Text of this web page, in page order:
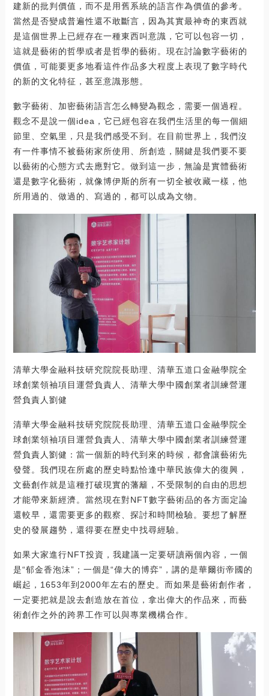
建新的批判價值，而不是用舊系統的語言作為價值的參考。
當然是否變成普遍性還不敢斷言，因為其實最神奇的東西就
是這個世界上已經存在一種東西叫意識，它可以包容一切，
這就是藝術的哲學或者是哲學的藝術。現在討論數字藝術的
價值，可能要更多地看這件作品多大程度上表現了數字時代
的新的文化特征，甚至意識形態。
數字藝術、加密藝術語言怎么轉變為觀念，需要一個過程。
觀念不是說一個idea，它已經包容在我們生活里的每一個細
節里、空氣里，只是我們感受不到。在目前世界上，我們沒
有一件事情不被藝術家所使用、所創造，關鍵是我們要不要
以藝術的心態方式去應對它。做到這一步，無論是實體藝術
還是數字化藝術，就像博伊斯的所有一切全被收藏一樣，他
所用過的、做過的、寫過的，都可以成為文物。
清華大學金融科技研究院院長助理、清華五道口金融學院全
球創業領袖項目運營負責人、清華大學中國創業者訓練營運
營負責人劉健
清華大學金融科技研究院院長助理、清華五道口金融學院全
球創業領袖項目運營負責人、清華大學中國創業者訓練營運
營負責人劉健：當一個新的時代到來的時候，都會讓藝術先
發聲。我們現在所處的歷史時點恰逢中華民族偉大的復興，
文藝創作就是這種打破現實的藩籬，不受限制的自由的思想
才能帶來新經濟。當然現在對NFT數字藝術品的各方面定論
還較早，還需要更多的觀察、探討和時間檢驗。要想了解歷
史的發展趨勢，還得要在歷史中找尋經驗。
如果大家進行NFT投資，我建議一定要研讀兩個內容，一個
是“郁金香泡沫”；一個是“偉大的博弈”，講的是華爾街帝國的
崛起，1653年到2000年左右的歷史。而如果是藝術創作者，
一定要把就是說去創造放在首位，拿出偉大的作品來，而藝
術創作之外的跨界工作可以與專業機構合作。